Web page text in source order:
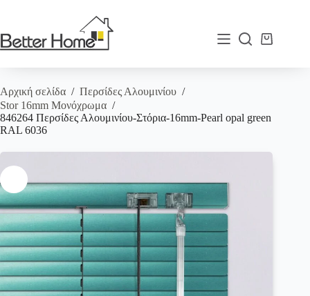
Καλάθι
Αρχική σελίδα / Περσίδες Αλουμινίου /
Stor 16mm Μονόχρωμα /
846264 Περσίδες Αλουμινίου-Στόρια-16mm-Pearl opal green
RAL 6036